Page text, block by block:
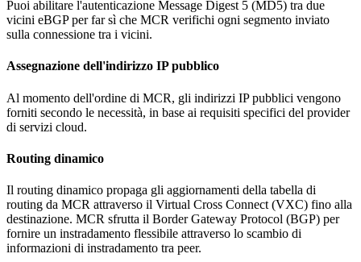
Puoi abilitare l'autenticazione Message Digest 5 (MD5) tra due
vicini eBGP per far sì che MCR verifichi ogni segmento inviato
sulla connessione tra i vicini.
Assegnazione dell'indirizzo IP pubblico
Al momento dell'ordine di MCR, gli indirizzi IP pubblici vengono
forniti secondo le necessità, in base ai requisiti specifici del provider
di servizi cloud.
Routing dinamico
Il routing dinamico propaga gli aggiornamenti della tabella di
routing da MCR attraverso il Virtual Cross Connect (VXC) fino alla
destinazione. MCR sfrutta il Border Gateway Protocol (BGP) per
fornire un instradamento flessibile attraverso lo scambio di
informazioni di instradamento tra peer.